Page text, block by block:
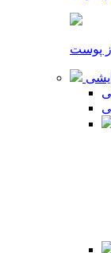
پوست